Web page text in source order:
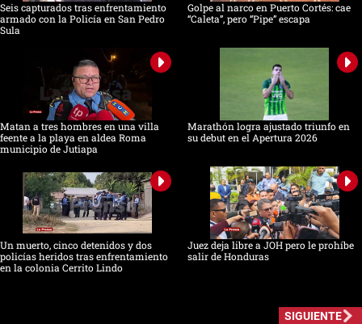
Seis capturados tras enfrentamiento
armado con la Policía en San Pedro
Sula
Golpe al narco en Puerto Cortés: cae
“Caleta”, pero “Pipe” escapa
Matan a tres hombres en una villa
feente a la playa en aldea Roma
municipio de Jutiapa
Marathón logra ajustado triunfo en
su debut en el Apertura 2026
Un muerto, cinco detenidos y dos
policías heridos tras enfrentamiento
en la colonia Cerrito Lindo
Juez deja libre a JOH pero le prohíbe
salir de Honduras
SIGUIENTE